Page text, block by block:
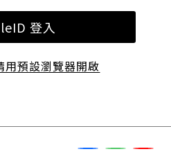
登入
用預設瀏覽器開啟